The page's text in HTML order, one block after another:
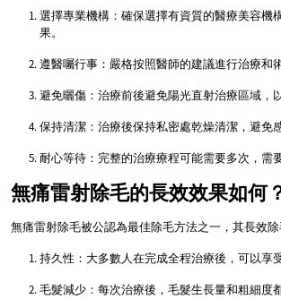
選擇專業機構：確保選擇有資質的醫療美容機
果。
遵醫囑行事：嚴格按照醫師的建議進行治療和
避免曬傷：治療前後避免陽光直射治療區域，
保持清潔：治療後保持私密處乾燥清潔，避免感
耐心等待：完整的治療療程可能需要多次，需
無痛雷射除毛的長效效果如何
無痛雷射除毛被公認為最佳除毛方法之一，其長效除
持久性：大多數人在完成全程治療後，可以享
毛髮減少：每次治療後，毛髮生長量和粗細度